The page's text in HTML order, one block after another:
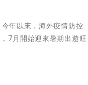
年以來，海外疫情防控
7月開始迎來暑期出遊旺